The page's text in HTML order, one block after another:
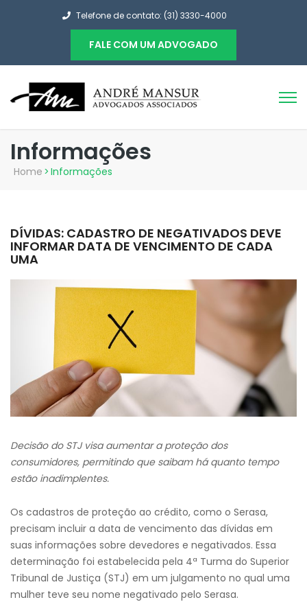
Telefone de contato: (31) 3330-4000
FALE COM UM ADVOGADO
Informações
Home > Informações
DÍVIDAS: CADASTRO DE NEGATIVADOS DEVE
INFORMAR DATA DE VENCIMENTO DE CADA
UMA
Decisão do STJ visa aumentar a proteção dos
consumidores, permitindo que saibam há quanto tempo
estão inadimplentes.
Os cadastros de proteção ao crédito, como o Serasa,
precisam incluir a data de vencimento das dívidas em
suas informações sobre devedores e negativados. Essa
determinação foi estabelecida pela 4ª Turma do Superior
Tribunal de Justiça (STJ) em um julgamento no qual uma
mulher teve seu nome negativado pelo Serasa.